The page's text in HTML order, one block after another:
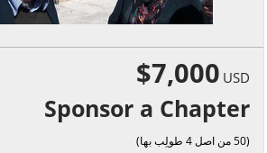
$7,000 USD
Sponsor a Chapter
(50 من اصل 4 طولِب بها)